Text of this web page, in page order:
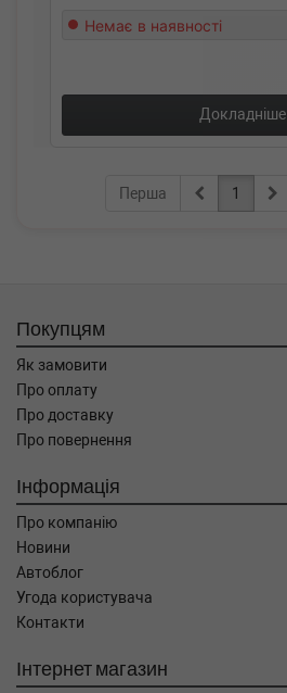
Немає в наявності
Докладніше
Перша 1
Покупцям
Як замовити
Про оплату
Про доставку
Про повернення
Інформація
Про компанію
Новини
Автоблог
Угода користувача
Контакти
Інтернет магазин